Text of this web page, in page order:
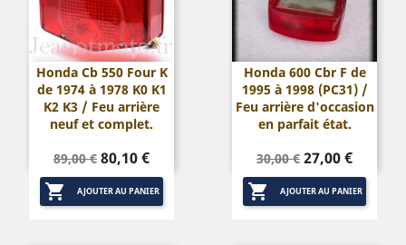
Honda Cb 550 Four K
de 1974 à 1978 K0 K1
K2 K3 / Feu arrière
neuf et complet.
Prix
de
base
89,00 € Prix
80,10 €
 AJOUTER AU PANIER
Honda 600 Cbr F de
1995 à 1998 (PC31) /
Feu arrière d'occasion
en parfait état.
Prix
de
base
30,00 € Prix
27,00 €
 AJOUTER AU PANIER